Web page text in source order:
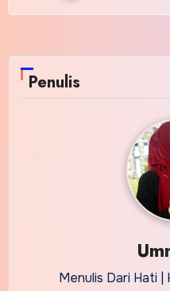
Penulis
Menulis Dari Hati